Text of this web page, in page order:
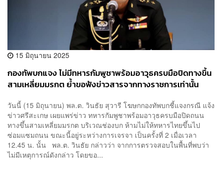
15 มิถุนายน 2025
กองทัพบกแจง ไม่มีทหารกัมพูชาพร้อมอาวุธครบมือปิดทางขึ้น
สามเหลี่ยมมรกต ย้ำขอฟังข่าวสารจากทางราชการเท่านั้น
วันนี้ (15 มิถุนายน) พล.ต. วินธัย สุวารี โฆษกกองทัพบกชี้แจงกรณี แจ้ง
ข่าวศรีสะเกษ เผยแพร่ข่าว ทหารกัมพูชาพร้อมอาวุธครบมือปิดถนน
ทางขึ้นสามเหลี่ยมมรกต บริเวณช่องบก ห้ามไม่ให้ทหารไทยขึ้นไป
ซ่อมแซมถนน ขณะนี้อยู่ระหว่างการเจรจา เป็นครั้งที่ 2 เมื่อเวลา
12.45 น. นั้น พล.ต. วินธัย กล่าวว่า จากการตรวจสอบในพื้นที่พบว่า
ไม่มีเหตุการณ์ดังกล่าว โดยขอ...